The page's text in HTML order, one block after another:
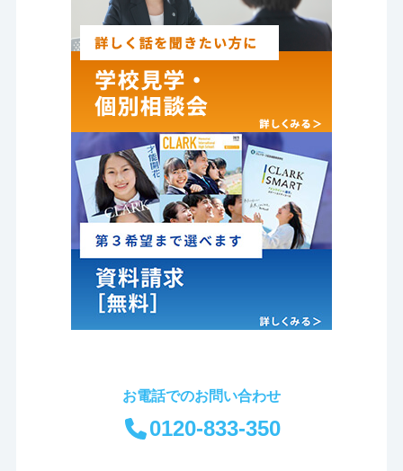
お電話でのお問い合わせ
0120-833-350